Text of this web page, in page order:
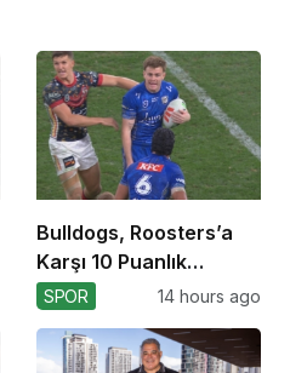
Bulldogs, Roosters’a
Karşı 10 Puanlık
Avantajı Yitirdi
SPOR 14 hours ago